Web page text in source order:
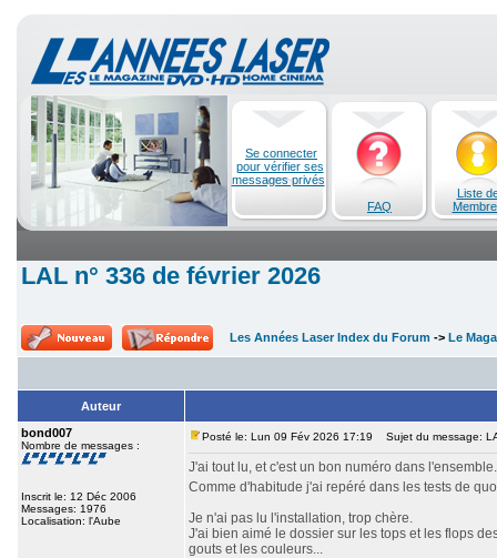
Se connecter
pour vérifier ses
messages privés
FAQ
Liste
LAL n° 336 de février 2026
Les Années Laser Index du Forum -> Le
Auteur
bond007
Nombre de messages :
Inscrit le: 12 Déc 2006
Messages: 1976
Localisation: l'Aube
Posté le: Lun 09 Fév 2026 17:19 Sujet du message:
J'ai tout lu, et c'est un bon numéro dans l'ensemble.
Comme d'habitude j'ai repéré dans les tests de
Je n'ai pas lu l'installation, trop chère.
J'ai bien aimé le dossier sur les tops et les flops
gouts et les couleurs...